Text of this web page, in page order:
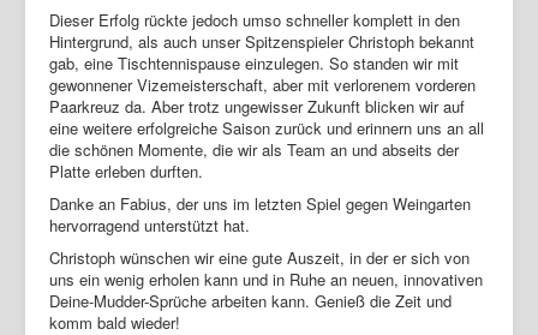
Dieser Erfolg rückte jedoch umso schneller komplett in den
Hintergrund, als auch unser Spitzenspieler Christoph bekannt
gab, eine Tischtennispause einzulegen. So standen wir mit
gewonnener Vizemeisterschaft, aber mit verlorenem vorderen
Paarkreuz da. Aber trotz ungewisser Zukunft blicken wir auf
eine weitere erfolgreiche Saison zurück und erinnern uns an all
die schönen Momente, die wir als Team an und abseits der
Platte erleben durften.
Danke an Fabius, der uns im letzten Spiel gegen Weingarten
hervorragend unterstützt hat.
Christoph wünschen wir eine gute Auszeit, in der er sich von
uns ein wenig erholen kann und in Ruhe an neuen, innovativen
Deine-Mudder-Sprüche arbeiten kann. Genieß die Zeit und
komm bald wieder!